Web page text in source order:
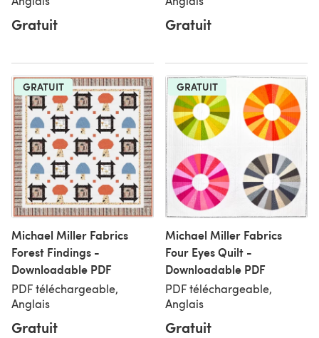
Gratuit Gratuit
GRATUIT
Michael Miller Fabrics
Forest Findings -
Downloadable PDF
PDF téléchargeable,
Anglais
Gratuit
GRATUIT
Michael Miller Fabrics
Four Eyes Quilt -
Downloadable PDF
PDF téléchargeable,
Anglais
Gratuit